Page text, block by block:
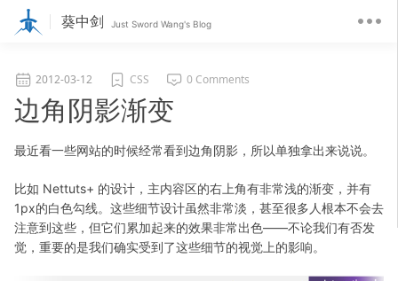
葵中剑 Just Sword Wang's Blog
2012-03-12 CSS 0 Comments
边角阴影渐变
最近看一些网站的时候经常看到边角阴影，所以单独拿出来说说。
比如 Nettuts+ 的设计，主内容区的右上角有非常浅的渐变，并有
1px的白色勾线。这些细节设计虽然非常淡，甚至很多人根本不会去
注意到这些，但它们累加起来的效果非常出色——不论我们有否发
觉，重要的是我们确实受到了这些细节的视觉上的影响。